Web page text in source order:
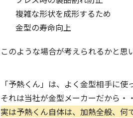
複雑な形状を成形するため
金型の寿命向上
このような場合が考えられるかと思
「予熱くん」は、よく金型相手に使
それは当社が金型メーカーだから・
実は予熱くん自体は、加熱全般、何